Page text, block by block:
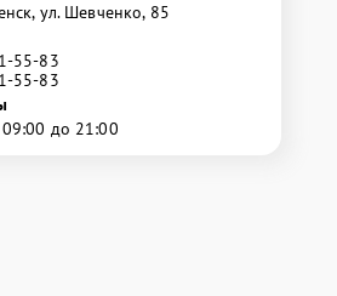
ул. Шевченко, 85
55-83
55-83
до 21:00